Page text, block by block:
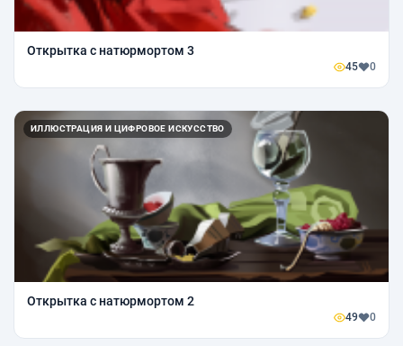
Открытка с натюрмортом 3
45 0
ИЛЛЮСТРАЦИЯ И ЦИФРОВОЕ ИСКУССТВО
Открытка с натюрмортом 2
49 0